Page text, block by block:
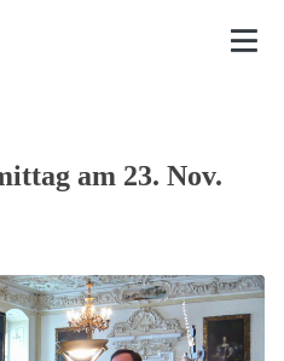
am 23. Nov.